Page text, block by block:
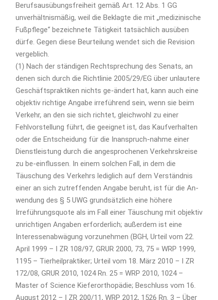
Berufsausübungsfreiheit gemäß Art. 12 Abs. 1 GG
unverhältnismäßig, weil die Beklagte die mit „medizinische
Fußpflege“ bezeichnete Tätigkeit tatsächlich ausüben
dürfe. Gegen diese Beurteilung wendet sich die Revision
vergeblich.
(1) Nach der ständigen Rechtsprechung des Senats, an
denen sich durch die Richtlinie 2005/29/EG über unlautere
Geschäftspraktiken nichts ge-ändert hat, kann auch eine
objektiv richtige Angabe irreführend sein, wenn sie beim
Verkehr, an den sie sich richtet, gleichwohl zu einer
Fehlvorstellung führt, die geeignet ist, das Kaufverhalten
oder die Entscheidung für die Inanspruch-nahme einer
Dienstleistung durch die angesprochenen Verkehrskreise
zu be-einflussen. In einem solchen Fall, in dem die
Täuschung des Verkehrs lediglich auf dem Verständnis
einer an sich zutreffenden Angabe beruht, ist für die An-
wendung des § 5 UWG grundsätzlich eine höhere
Irreführungsquote als im Fall einer Täuschung mit objektiv
unrichtigen Angaben erforderlich; außerdem ist eine
Interessenabwägung vorzunehmen (BGH, Urteil vom 22.
April 1999 – I ZR 108/97, GRUR 2000, 73, 75 = WRP 1999,
1195 – Tierheilpraktiker; Urteil vom 18. März 2010 – I ZR
172/08, GRUR 2010, 1024 Rn. 25 = WRP 2010, 1024 –
Master of Science Kieferorthopädie; Beschluss vom 16.
August 2012 – I ZR 200/11, WRP 2012, 1526 Rn. 3 – Über